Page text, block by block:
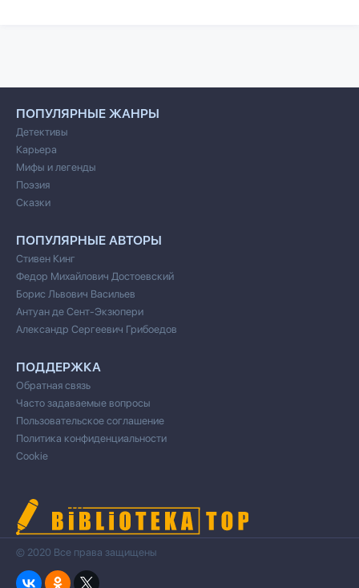
ПОПУЛЯРНЫЕ ЖАНРЫ
Детективы
Карьера
Мифы и легенды
Поэзия
Сказки
ПОПУЛЯРНЫЕ АВТОРЫ
Стивен Кинг
Федор Михайлович Достоевский
Борис Львович Васильев
Антуан де Сент-Экзюпери
Александр Сергеевич Грибоедов
ПОДДЕРЖКА
Обратная связь
Часто задаваемые вопросы
Пользовательское соглашение
Политика конфиденциальности
Cookie
© 2020 Все права защищены